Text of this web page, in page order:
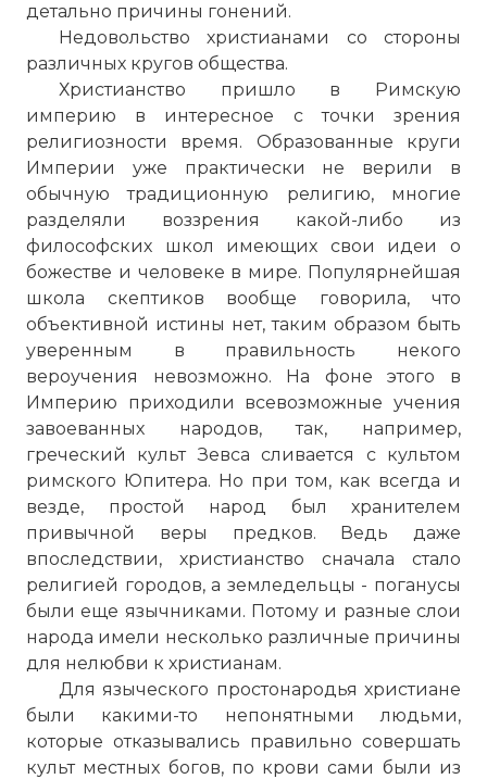
детально причины гонений.
Недовольство христианами со стороны
различных кругов общества.
Христианство пришло в Римскую
империю в интересное с точки зрения
религиозности время. Образованные круги
Империи уже практически не верили в
обычную традиционную религию, многие
разделяли воззрения какой-либо из
философских школ имеющих свои идеи о
божестве и человеке в мире. Популярнейшая
школа скептиков вообще говорила, что
объективной истины нет, таким образом быть
уверенным в правильность некого
вероучения невозможно. На фоне этого в
Империю приходили всевозможные учения
завоеванных народов, так, например,
греческий культ Зевса сливается с культом
римского Юпитера. Но при том, как всегда и
везде, простой народ был хранителем
привычной веры предков. Ведь даже
впоследствии, христианство сначала стало
религией городов, а земледельцы - поганусы
были еще язычниками. Потому и разные слои
народа имели несколько различные причины
для нелюбви к христианам.
Для языческого простонародья христиане
были какими-то непонятными людьми,
которые отказывались правильно совершать
культ местных богов, по крови сами были из